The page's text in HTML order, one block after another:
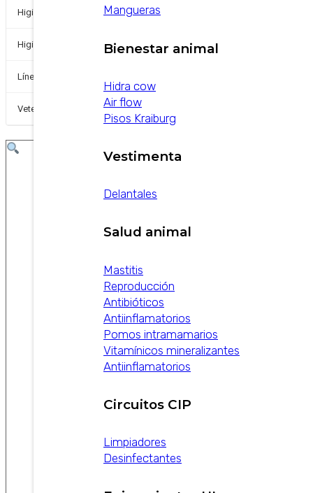
Mangueras
Bienestar animal
Hidra cow
Air flow
Pisos Kraiburg
Vestimenta
Delantales
Salud animal
Mastitis
Reproducción
Antibióticos
Antiinflamatorios
Pomos intramamarios
Vitamínicos mineralizantes
Antiinflamatorios
Circuitos CIP
Limpiadores
Desinfectantes
Higiene Industrial
Higiene y Desinfección +
Línea de pequeños
Veterinarios